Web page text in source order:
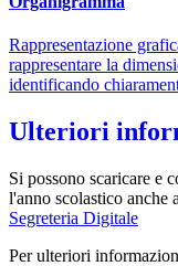
Rappresentazione
rappresentare la
identificando
Ulteriori
Si possono scaricare e
l'anno scolastico anche
Segreteria Digitale
Per ulteriori